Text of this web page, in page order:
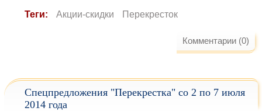
Теги: Акции-скидки Перекресток
Комментарии (0)
Спецпредложения "Перекрестка" со 2 по 7 июля
2014 года